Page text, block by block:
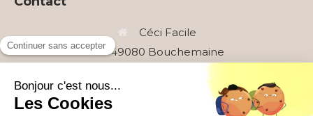
Céci Facile
49080 Bouchemaine
cecifacile49@gmail.com